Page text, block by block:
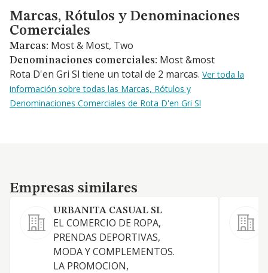
Marcas, Rótulos y Denominaciones Comerciales
Marcas, Rótulos y Denominaciones
Comerciales
Marcas: Most & Most, Two
Denominaciones comerciales: Most &most
Rota D'en Gri Sl tiene un total de 2 marcas. Ver toda la
información sobre todas las Marcas, Rótulos y
Denominaciones Comerciales de Rota D'en Gri Sl
Empresas similares
Empresas similares
URBANITA CASUAL SL
EL COMERCIO DE ROPA,
PRENDAS DEPORTIVAS,
MODA Y COMPLEMENTOS.
LA PROMOCION,